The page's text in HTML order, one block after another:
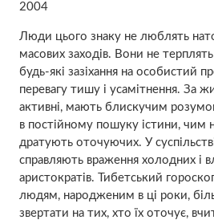
2004
Люди цього знаку не люблять
масових заходів. Вони не
будь-які зазіхання на особистий
перевагу тишу і усамітнення. За
активні, мають блискучим
в постійному пошуку істини, чим
дратують оточуючих. У
справляють враження холодних і
аристократів. Тибетський
людям, народженим в ці роки,
звертати на тих, хто їх оточує,